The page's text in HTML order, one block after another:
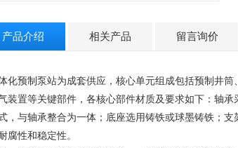
产品介绍 相关产品 留言询价
化预制泵站为成套供应，核心单元组成包括预制井
装置等关键部件，各核心部件材质及要求如下：轴
，与轴承整合为一体；底座选用铸铁或球墨铸铁；
腐性和稳定性。